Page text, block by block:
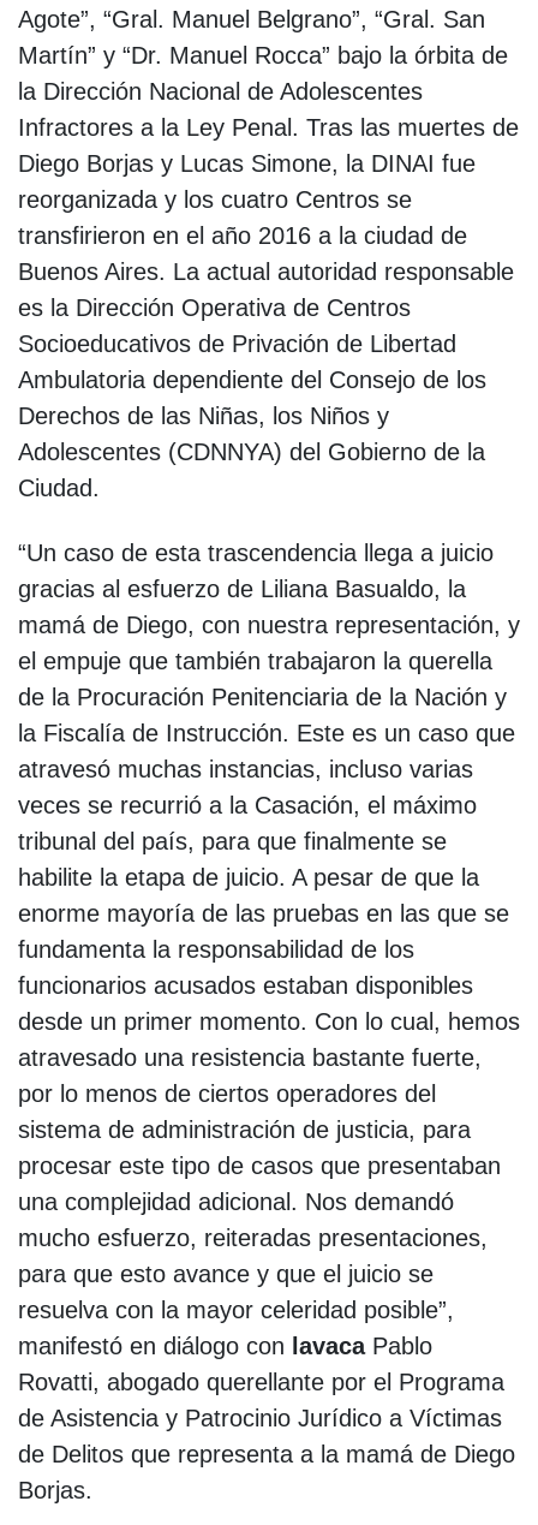
Agote”, “Gral. Manuel Belgrano”, “Gral. San
Martín” y “Dr. Manuel Rocca” bajo la órbita de
la Dirección Nacional de Adolescentes
Infractores a la Ley Penal. Tras las muertes de
Diego Borjas y Lucas Simone, la DINAI fue
reorganizada y los cuatro Centros se
transfirieron en el año 2016 a la ciudad de
Buenos Aires. La actual autoridad responsable
es la Dirección Operativa de Centros
Socioeducativos de Privación de Libertad
Ambulatoria dependiente del Consejo de los
Derechos de las Niñas, los Niños y
Adolescentes (CDNNYA) del Gobierno de la
Ciudad.
“Un caso de esta trascendencia llega a juicio
gracias al esfuerzo de Liliana Basualdo, la
mamá de Diego, con nuestra representación, y
el empuje que también trabajaron la querella
de la Procuración Penitenciaria de la Nación y
la Fiscalía de Instrucción. Este es un caso que
atravesó muchas instancias, incluso varias
veces se recurrió a la Casación, el máximo
tribunal del país, para que finalmente se
habilite la etapa de juicio. A pesar de que la
enorme mayoría de las pruebas en las que se
fundamenta la responsabilidad de los
funcionarios acusados estaban disponibles
desde un primer momento. Con lo cual, hemos
atravesado una resistencia bastante fuerte,
por lo menos de ciertos operadores del
sistema de administración de justicia, para
procesar este tipo de casos que presentaban
una complejidad adicional. Nos demandó
mucho esfuerzo, reiteradas presentaciones,
para que esto avance y que el juicio se
resuelva con la mayor celeridad posible”,
manifestó en diálogo con lavacaPablo
Rovatti, abogado querellante por el Programa
de Asistencia y Patrocinio Jurídico a Víctimas
de Delitos que representa a la mamá de Diego
Borjas.